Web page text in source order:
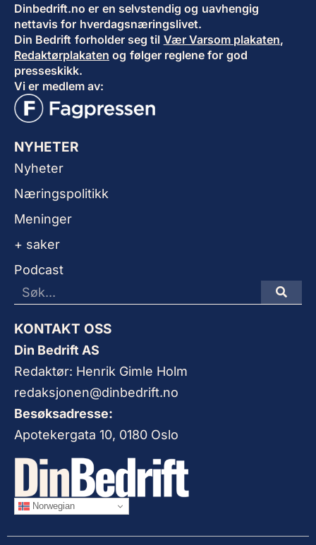
Dinbedrift.no er en selvstendig og uavhengig
nettavis for hverdagsnæringslivet.
Din Bedrift forholder seg til Vær Varsom plakaten,
Redaktørplakaten og følger reglene for god
presseskikk.
Vi er medlem av:
NYHETER
Nyheter
Næringspolitikk
Meninger
+ saker
Podcast
KONTAKT OSS
Din Bedrift AS
Redaktør: Henrik Gimle Holm
redaksjonen@dinbedrift.no
Besøksadresse:
Apotekergata 10, 0180 Oslo
Norwegian